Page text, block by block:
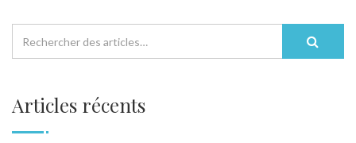
Articles récents